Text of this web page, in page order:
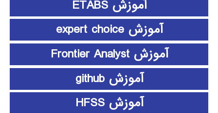
آموزش ETABS
آموزش expert choice
آموزش Frontier Analyst
آموزش github
آموزش HFSS